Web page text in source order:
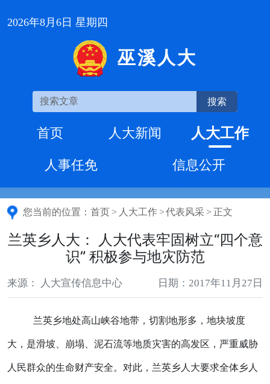
2026年8月6日 星期四
巫溪人大
搜索
首页 人大新闻 人大工作
人事任免 信息公开
您当前的位置： 首页 > 人大工作 > 代表风采 > 正文
兰英乡人大： 人大代表牢固树立“四个意
识” 积极参与地灾防范
来源： 人大宣传信息中心 日期：2017年11月27日
兰英乡地处高山峡谷地带，切割地形多，地块坡度
大，是滑坡、崩塌、泥石流等地质灾害的高发区，严重威胁
人民群众的生命财产安全。对此，兰英乡人大要求全体乡人